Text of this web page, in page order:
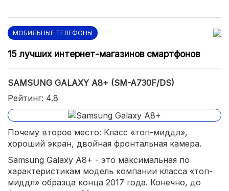
МОБИЛЬНЫЕ ТЕЛЕФОНЫ
15 лучших интернет-магазинов смартфонов
SAMSUNG GALAXY A8+ (SM-A730F/DS)
Рейтинг: 4.8
Почему второе место: Класс «топ-миддл»,
хороший экран, двойная фронтальная камера.
Samsung Galaxy A8+ - это максимальная по
характеристикам модель компании класса «топ-
миддл» образца конца 2017 года. Конечно, до